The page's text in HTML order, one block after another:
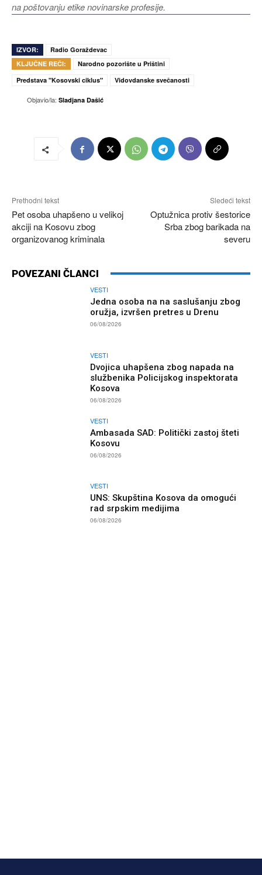
na poštovanju etike novinarske profesije.
IZVOR:
Radio Goraždevac
KLJUČNE REČI:
Narodno pozorište u Prištini
Predstava "Kosovski ciklus"
Vidovdanske svečanosti
Objavio/la: Sladjana Dašić
Prethodni tekst
Pet osoba uhapšeno u velikoj
akciji na Kosovu zbog
organizovanog kriminala
Sledeći tekst
Optužnica protiv šestorice
Srba zbog barikada na
severu
POVEZANI ČLANCI
VESTI
Jedna osoba na na saslušanju zbog
oružja, izvršen pretres u Drenu
06/08/2026
VESTI
Dvojica uhapšena zbog napada na
službenika Policijskog inspektorata
Kosova
06/08/2026
VESTI
Ambasada SAD: Politički zastoj šteti
Kosovu
06/08/2026
VESTI
UNS: Skupština Kosova da omogući
rad srpskim medijima
06/08/2026